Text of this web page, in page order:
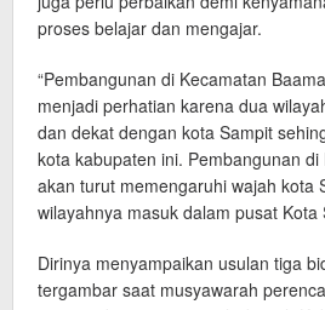
proses belajar dan mengajar.
“Pembangunan di Kecamatan
menjadi perhatian karena dua
dan dekat dengan kota Sampit
kota kabupaten ini. Pembangunan
akan turut memengaruhi wajah kota
wilayahnya masuk dalam pusat Kota
Dirinya menyampaikan usulan tiga
tergambar saat musyawarah